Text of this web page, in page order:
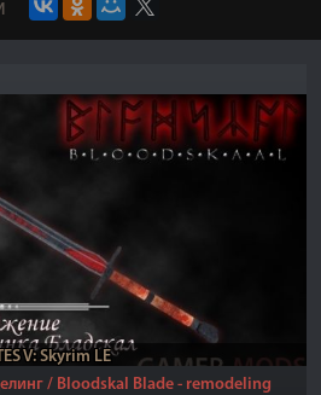
V: Skyrim LE
/ Bloodskal Blade - remodeling